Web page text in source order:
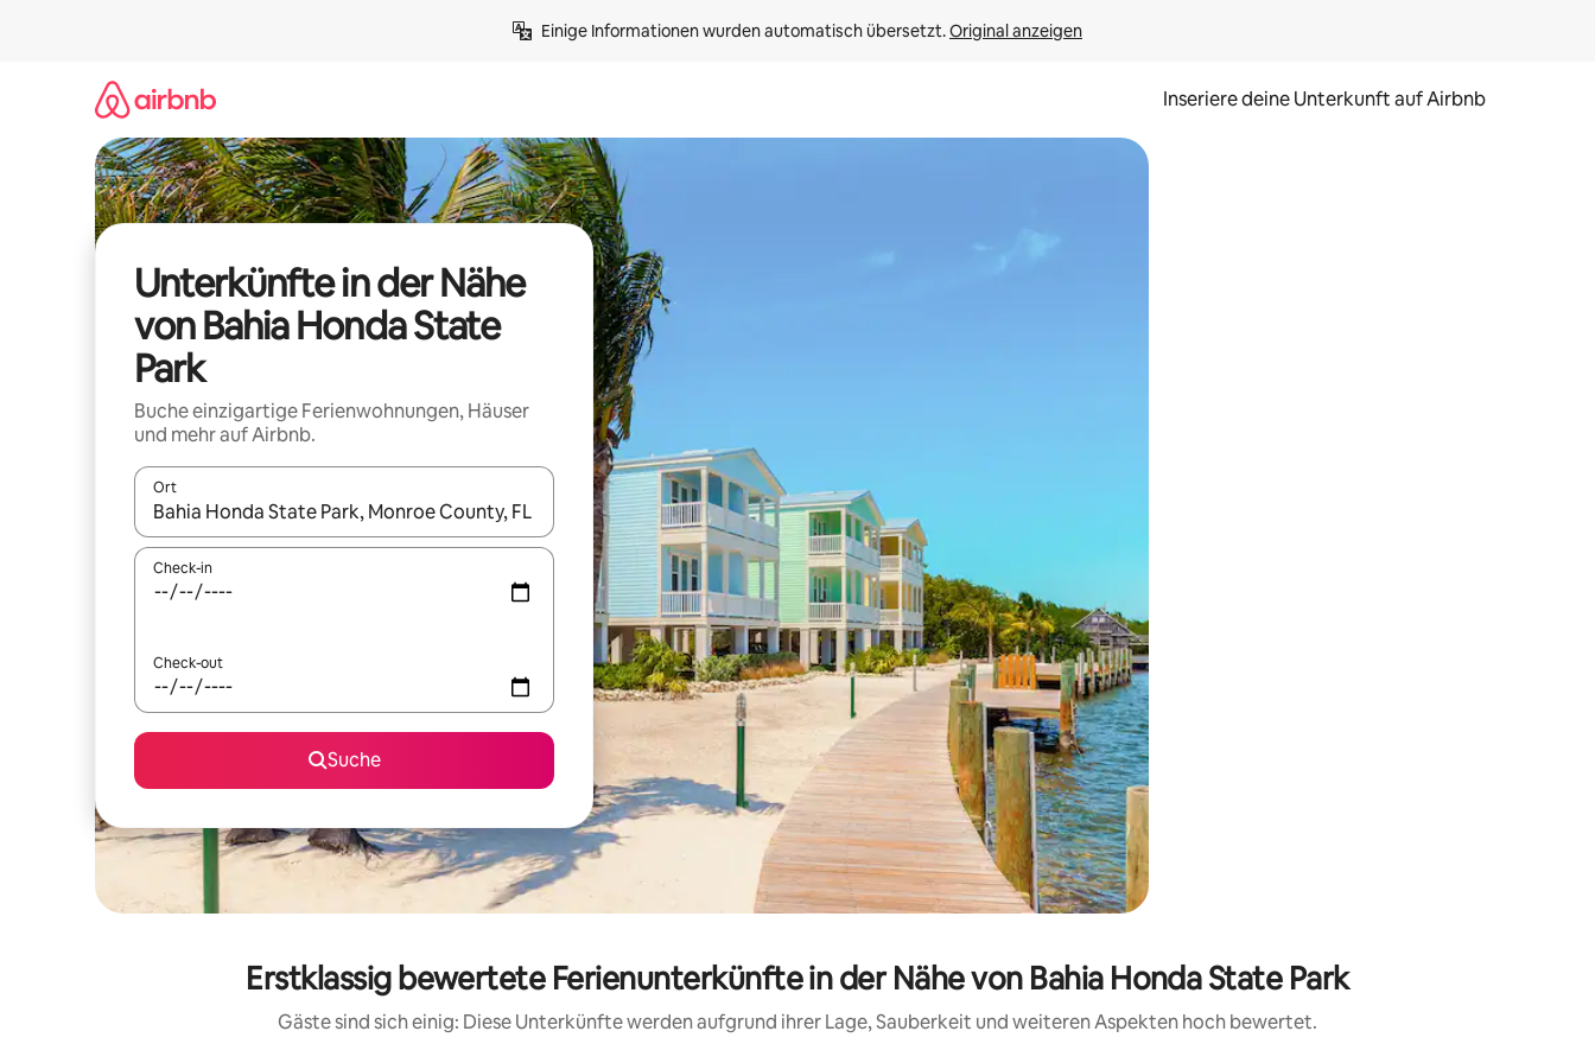
Einige Informationen wurden automatisch übersetzt. Original anzeigen
Inseriere deine Unterkunft auf Airbnb
Unterkünfte in der Nähe
von Bahia Honda State
Park
Buche einzigartige Ferienwohnungen, Häuser
und mehr auf Airbnb.
Ort
Wenn Ergebnisse verfügbar sind, navigiere mit den Pfeiltasten nach oben und unten oder erkunde die Ergebnisse durch Berühren oder Wischgesten.
Check-in
Check-out
Suche
Erstklassig bewertete Ferienunterkünfte in der Nähe von Bahia Honda State Park
Gäste sind sich einig: Diese Unterkünfte werden aufgrund ihrer Lage, Sauberkeit und weiteren Aspekten hoch bewertet.